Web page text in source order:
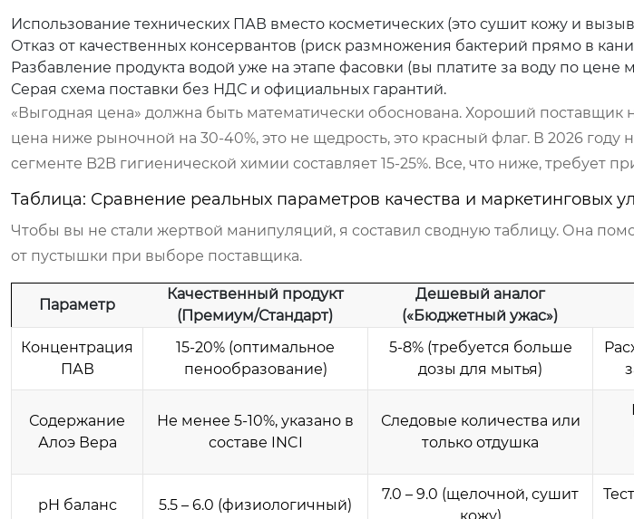
Использование технических ПАВ вместо косметических (это сушит кожу и
Отказ от качественных консервантов (риск размножения бактерий прямо в
Разбавление продукта водой уже на этапе фасовки (вы платите за воду по цене
Серая схема поставки без НДС и официальных гарантий.
«Выгодная цена» должна быть математически обоснована. Хороший поставщик
цена ниже рыночной на 30-40%, это не щедрость, это красный флаг. В 2026 году
сегменте B2B гигиенической химии составляет 15-25%. Все, что ниже, требует
Таблица: Сравнение реальных параметров качества и маркетинговых
Чтобы вы не стали жертвой манипуляций, я составил сводную таблицу. Она
от пустышки при выборе поставщика.
Параметр
Качественный продукт
(Премиум/Стандарт)
Дешевый аналог
(«Бюджетный ужас»)
Концентрация
ПАВ
15-20% (оптимальное
пенообразование)
5-8% (требуется больше
дозы для мытья)
Содержание
Алоэ Вера
Не менее 5-10%, указано в
составе INCI
Следовые количества или
только отдушка
pH баланс 5.5 – 6.0 (физиологичный)
7.0 – 9.0 (щелочной, сушит